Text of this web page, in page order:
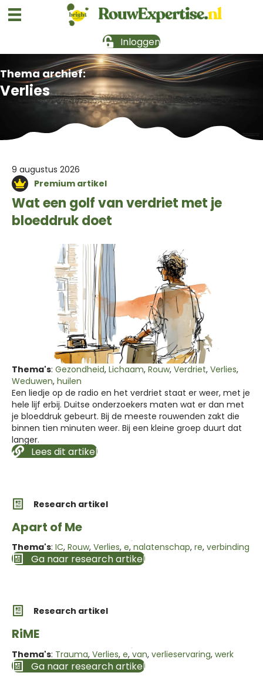
Inloggen
Thema archief:
Verlies
9 augustus 2026
Premium artikel
Wat een golf van verdriet met je
bloeddruk doet
Thema's: Gezondheid, Lichaam, Rouw, Verdriet, Verlies,
Weduwen, huilen
Een liedje op de radio en het verdriet staat er weer, met je
hele lijf erbij. Duitse onderzoekers maten wat er dan met
je bloeddruk gebeurt. Bij de meeste rouwenden zakt die
binnen tien minuten weer. Bij een kleine groep duurt dat
langer.
Lees dit artikel
Research artikel
Apart of Me
Thema's: IC, Rouw, Verlies, e, nalatenschap, re, verbinding
Ga naar research artikel
Research artikel
RiME
Thema's: Trauma, Verlies, e, van, verlieservaring, werk
Ga naar research artikel